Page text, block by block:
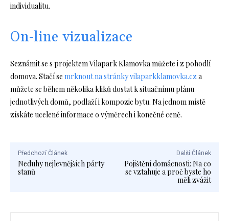
individualitu.
On-line vizualizace
Seznámit se s projektem Vilapark Klamovka můžete i z pohodlí
domova. Stačí se mrknout na stránky vilaparkklamovka.cz a
můžete se během několika kliků dostat k situačnímu plánu
jednotlivých domů, podlaží i kompozic bytu. Na jednom místě
získáte ucelené informace o výměrech i konečné ceně.
Předchozí Článek
Neduhy nejlevnějších párty
stanů
Další Článek
Pojištění domácnosti: Na co
se vztahuje a proč byste ho
měli zvážit